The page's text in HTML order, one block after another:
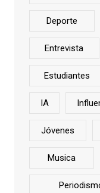
Deporte
Entrevista
Estudiantes
IA
Jóvenes
Musica